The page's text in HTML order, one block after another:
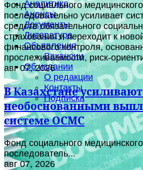
Аналитика
Анонсы
Документы
Литература
Объявления
Вакансии
Об издании
О редакции
Контакты
Подписка
Фонд социального
последовательно усиливает
средств обязательного
страхования и переходит к
финансового контроля,
прослеживаемости, риск-
авг 07, 2026
В Казахстане
необоснованными
системе ОСМС
Фонд социального
последователь...
авг 07, 2026